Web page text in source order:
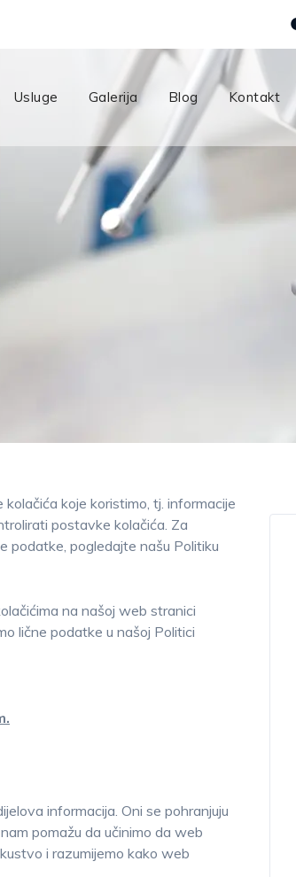
Usluge Galerija Blog Kontakt
koje koristimo, tj. informacije
postavke kolačića. Za
podatke, pogledajte našu Politiku
na našoj web stranici
lične podatke u našoj Politici
informacija. Oni se pohranjuju
pomažu da učinimo da web
i razumijemo kako web